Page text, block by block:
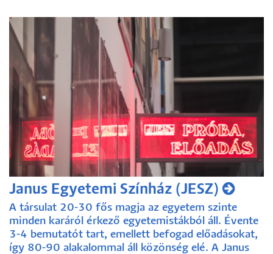
Janus Egyetemi Színház (JESZ)
A társulat 20-30 fős magja az egyetem szinte
minden karáról érkező egyetemistákból áll. Évente
3-4 bemutatót tart, emellett befogad előadásokat,
így 80-90 alakalommal áll közönség elé. A Janus